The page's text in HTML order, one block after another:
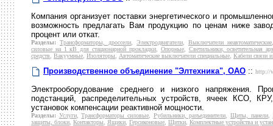
Компания организует поставки энергетического и
возможность предлагать Вам продукцию по ценам ниже
процент или откат.
Разделы: Трансформаторы, дроссели Электродвигатели Выключатели неавтоматические
силовые на 1 кВ для стационарной прокладки, Опорные, Светильники, осветительная
средств Вакуумные Изоляторы Автоматические выключатели специальные Кабели связи
Производственное объединение "Элтехника", ОАО :: http://
Электрооборудование среднего и низкого напряжения.
подстанций, распределительных устройств, ячеек КСО,
установок компенсации реактивной мощности.
Разделы: Услуги,Трансформаторы силовые, Рубильники, разъединители Щиты, панели,
защиты, блоки Контакторы Ящики Герсиконовые Щитки Комплектные устройства и